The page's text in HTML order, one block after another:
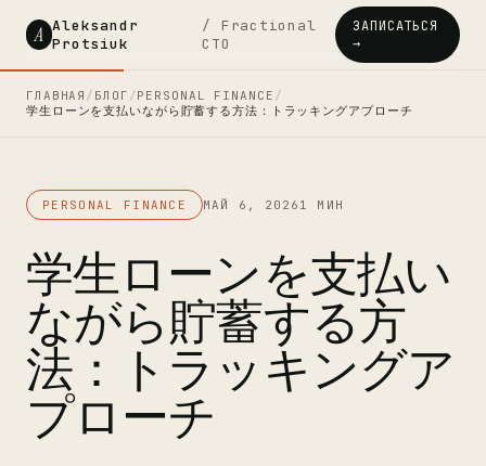
A Aleksandr
Protsiuk
/ Fractional
CTO
ЗАПИСАТЬСЯ
→
ГЛАВНАЯ / БЛОГ /PERSONAL FINANCE /
学生ローンを支払いながら貯蓄する方法：トラッキングアプローチ
PERSONAL FINANCE МАЙ 6, 2026 1 МИН
学生ローンを支払い
ながら貯蓄する方
法：トラッキングア
プローチ